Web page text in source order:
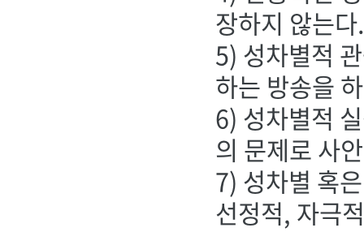
장하지 않는다.
5) 성차별적
하는 방송을
6) 성차별적
의 문제로 사
7) 성차별 혹
선정적, 자극